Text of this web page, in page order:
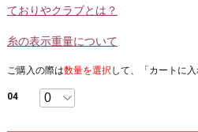
ておりやクラブとは？
糸の表示重量について
ご購入の際は数量を選択 して、「カートに
04